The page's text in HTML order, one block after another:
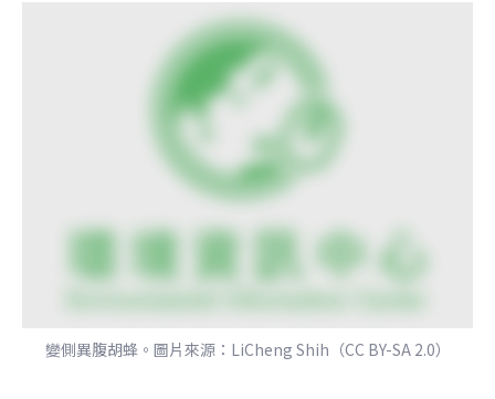
變側異腹胡蜂。圖片來源：LiCheng Shih（CC BY-SA 2.0）